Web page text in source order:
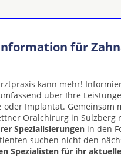
für
kann mehr!
über Ihre
oder Implantat. Gemeinsam
Oralchirurg in Sulzberg
Spezialisierungen in den
suchen nicht den
Spezialisten für ihr